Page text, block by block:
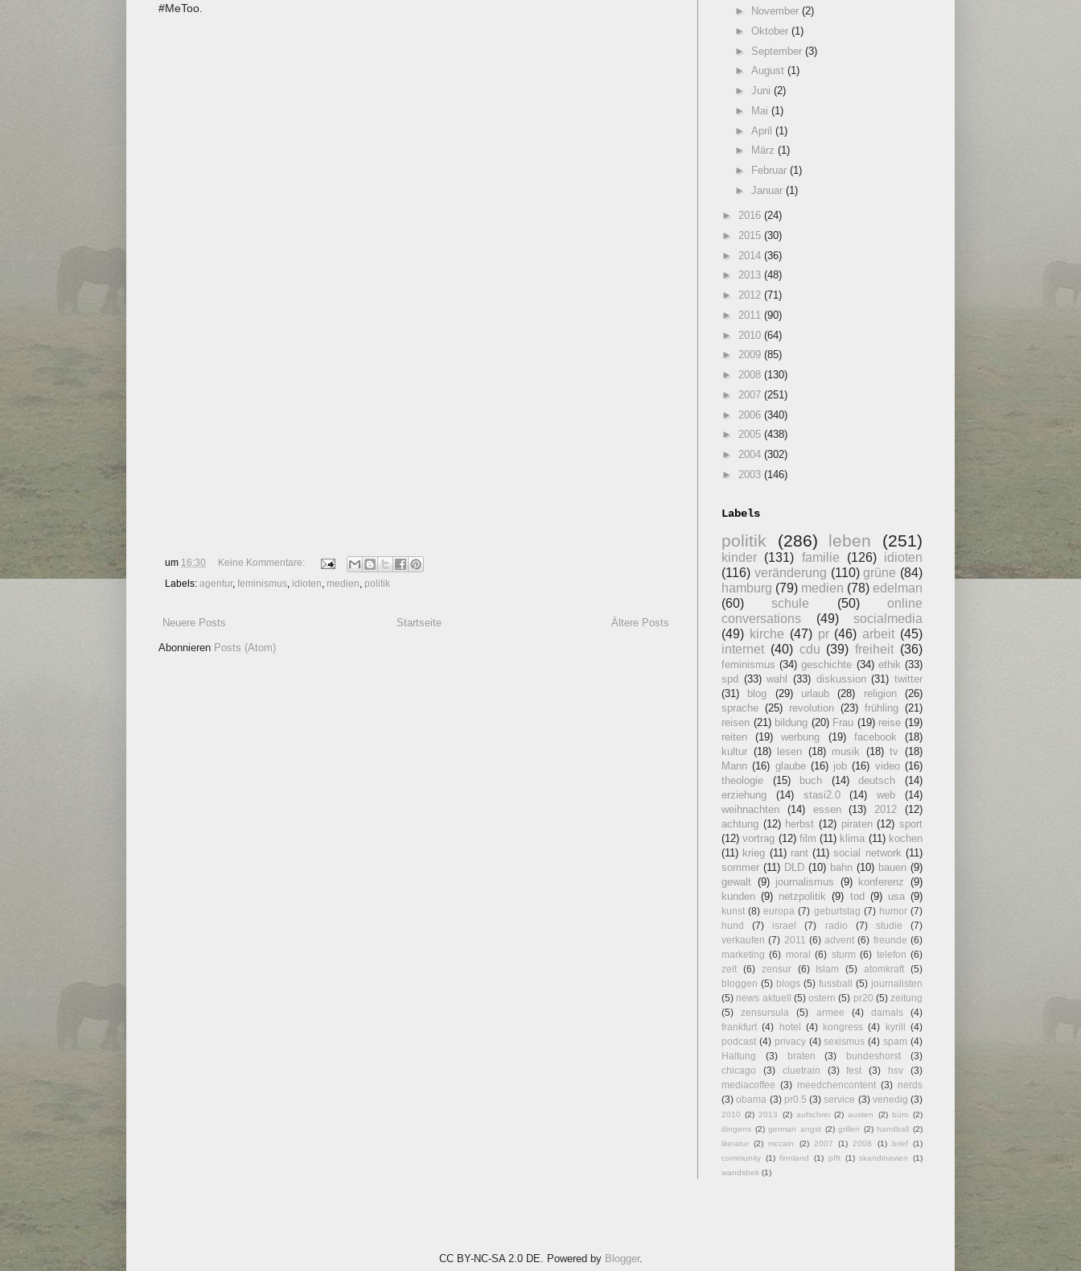
#MeToo.
um 16:30
Keine Kommentare:
Labels: agentur, feminismus idioten medien politik
Neuere Posts Ältere Posts
Startseite
Abonnieren Posts (Atom)
► November (2)
► Oktober (1)
► September (3)
► August (1)
► Juni (2)
►
Mai (1)
► April (1)
►
März (1)
►
Februar (1)
► Januar (1)
► 2016 (24)
► 2015 (30)
► 2014 (36)
► 2013 (48)
► 2012 (71)
► 2011 (90)
► 2010 (64)
► 2009 (85)
► 2008 (130)
► 2007 (251)
► 2006 (340)
► 2005 (438)
► 2004 (302)
► 2003 (146)
Labels
politik (286) leben (251)
kinder (131) familie (126)
idioten
(116) veränderung (110) grüne (84)
hamburg (79) medien (78) edelman
(60)
schule (50)
online
conversations
(49)
socialmedia
(49) kirche (47) pr (46) arbeit (45)
internet (40) cdu (39) freiheit (36)
feminismus (34) geschichte (34) ethik (33)
spd (33) wahl (33) diskussion (31) twitter
(31)
blog (29) urlaub (28) religion
(26)
sprache (25) revolution (23) frühling (21)
reisen (21) bildung (20) Frau (19) reise (19)
reiten
(19) werbung (19) facebook
(18)
kultur (18) lesen (18) musik (18) tv
(18)
Mann (16) glaube (16) job (16) video (16)
theologie
(15) buch (14) deutsch
(14)
erziehung
(14) stasi2.0 (14) web
(14)
weihnachten
(14) essen (13) 2012
(12)
achtung (12) herbst (12) piraten (12) sport
(12) vortrag (12) film (11) klima (11) kochen
(11) krieg (11) rant (11) social network (11)
sommer (11) DLD (10) bahn (10) bauen (9)
gewalt (9) journalismus (9) konferenz
(9)
kunden (9) netzpolitik (9) tod (9) usa (9)
kunst (8) europa (7) geburtstag (7) humor (7)
hund
(7) israel (7) radio (7) studie
(7)
verkaufen (7) 2011 (6) advent (6) freunde (6)
marketing (6) moral (6) sturm (6) telefon (6)
zeit
(6) zensur (6) Islam (5) atomkraft
(5)
bloggen (5) blogs (5) fussball (5) journalisten
(5) news aktuell (5) ostern (5) pr20 (5) zeitung
(5)
zensursula (5) armee (4) damals
(4)
frankfurt (4) hotel (4) kongress (4) kyrill
(4)
podcast (4) privacy (4) sexismus (4) spam (4)
Haltung
(3) braten (3) bundeshorst
(3)
chicago
(3) cluetrain (3) fest (3) hsv
(3)
mediacoffee (3) meedchencontent (3) nerds
(3) obama (3) pr0.5 (3) service (3) venedig (3)
2010 (2) 2013 (2) aufschrei (2) austen (2) büro (2)
dingens (2) german angst (2) grillen (2) handball (2)
literatur (2) mccain (2) 2007 (1) 2008 (1) brief (1)
community (1) finnland (1) pfft (1) skandinavien
(1)
wandsbek (1)
CC BY-NC-SA 2.0 DE. Powered by Blogger.